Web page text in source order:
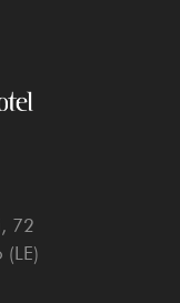
72